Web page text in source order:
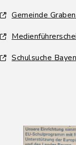
Gemeinde
Schulsuche